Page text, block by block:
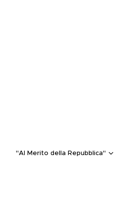
"Al Merito della Repubblica"